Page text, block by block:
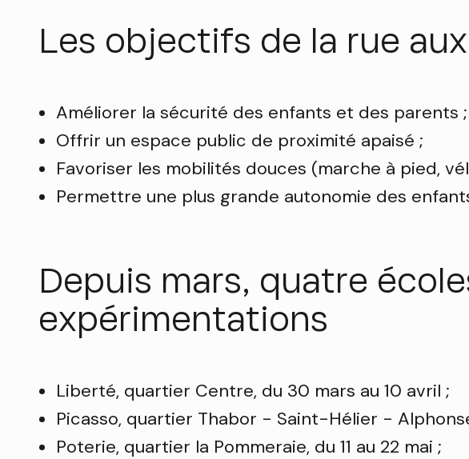
Les objectifs de la rue
Améliorer la sécurité des enfants et des parents ;
Offrir un espace public de proximité apaisé ;
Favoriser les mobilités douces (marche à pied,
Permettre une plus grande autonomie des
Depuis mars, quatre
expérimentations
Liberté, quartier Centre, du 30 mars au 10 avril ;
Picasso, quartier Thabor - Saint-Hélier -
Poterie, quartier la Pommeraie, du 11 au 22 mai ;